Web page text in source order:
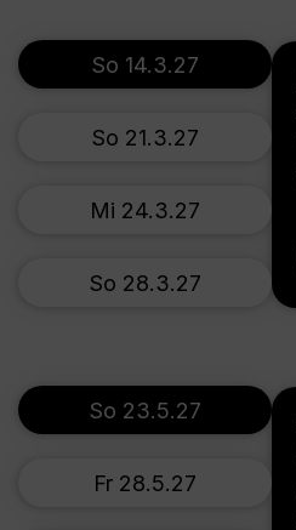
So 14.3.27
So 21.3.27
Mi 24.3.27
So 28.3.27
So 23.5.27
Fr 28.5.27